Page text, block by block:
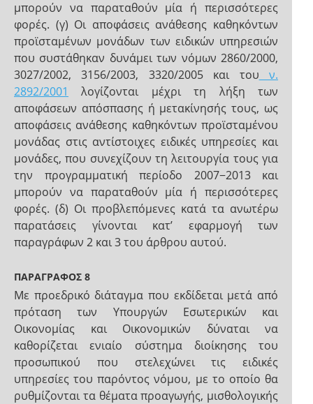
μπορούν να παραταθούν μία ή περισσότερες
φορές. (γ) Οι αποφάσεις ανάθεσης καθηκόντων
προϊσταμένων μονάδων των ειδικών υπηρεσιών
που συστάθηκαν δυνάμει των νόμων 2860/2000,
3027/2002, 3156/2003, 3320/2005 και του ν.
2892/2001
λογίζονται μέχρι τη λήξη των
αποφάσεων απόσπασης ή μετακίνησής τους, ως
αποφάσεις ανάθεσης καθηκόντων προϊσταμένου
μονάδας στις αντίστοιχες ειδικές υπηρεσίες και
μονάδες, που συνεχίζουν τη λειτουργία τους για
την προγραμματική περίοδο 2007−2013 και
μπορούν να παραταθούν μία ή περισσότερες
φορές. (δ) Οι προβλεπόμενες κατά τα ανωτέρω
παρατάσεις γίνονται κατ’ εφαρμογή των
παραγράφων 2 και 3 του άρθρου αυτού.
ΠΑΡΑΓΡΑΦΟΣ 8
Με προεδρικό διάταγμα που εκδίδεται μετά από
πρόταση των Υπουργών Εσωτερικών και
Οικονομίας και Οικονομικών δύναται να
καθορίζεται ενιαίο σύστημα διοίκησης του
προσωπικού που στελεχώνει τις ειδικές
υπηρεσίες του παρόντος νόμου, με το οποίο θα
ρυθμίζονται τα θέματα προαγωγής, μισθολογικής